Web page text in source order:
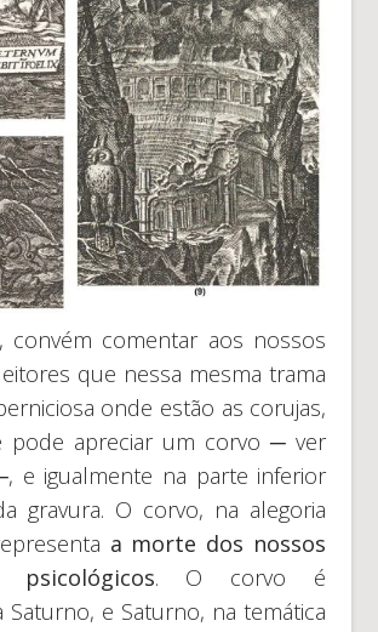
convém comentar aos nossos
que nessa mesma trama
onde estão as corujas,
pode apreciar um corvo ─ ver
e igualmente na parte inferior
gravura. O corvo, na alegoria
a morte dos nossos
psicológicos. O corvo é
Saturno, e Saturno, na temática